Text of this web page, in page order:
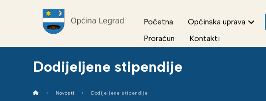
Početna Općinska uprava
Proračun
Kontakti
Dodijeljene stipendije
Novosti Dodijeljene stipendije